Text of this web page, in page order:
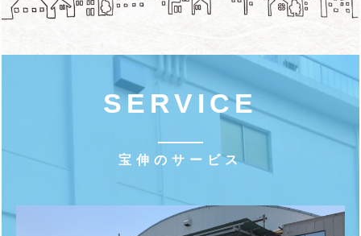
SERVICE
宝伸のサービス